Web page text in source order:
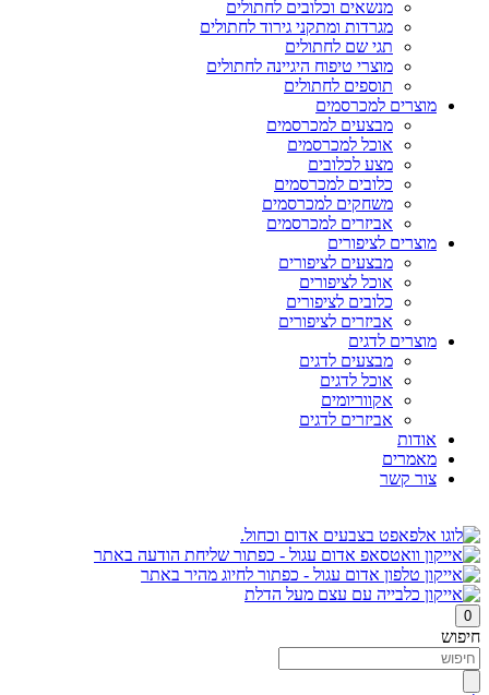
מנשאים וכלובים לחתולים
מגרדות ומתקני גירוד לחתולים
תגי שם לחתולים
מוצרי טיפוח היגיינה לחתולים
תוספים לחתולים
מוצרים למכרסמים
מבצעים למכרסמים
אוכל למכרסמים
מצע לכלובים
כלובים למכרסמים
משחקים למכרסמים
אביזרים למכרסמים
מוצרים לציפורים
מבצעים לציפורים
אוכל לציפורים
כלובים לציפורים
אביזרים לציפורים
מוצרים לדגים
מבצעים לדגים
אוכל לדגים
אקווריומים
אביזרים לדגים
אודות
מאמרים
צור קשר
0
חיפוש